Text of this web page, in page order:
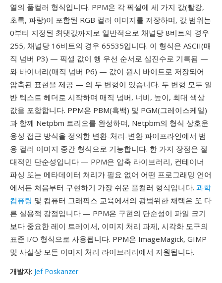
열의 풀컬러 형식입니다. PPM은 각 픽셀에 세 가지 값(빨강,
초록, 파랑)이 포함된 RGB 컬러 이미지를 저장하며, 값 범위는
0부터 지정된 최댓값까지로 일반적으로 채널당 8비트의 경우
255, 채널당 16비트의 경우 65535입니다. 이 형식은 ASCII(매
직 넘버 P3) — 픽셀 값이 행 우선 순서로 십진수로 기록됨 —
와 바이너리(매직 넘버 P6) — 값이 원시 바이트로 저장되어
압축된 표현을 제공 — 의 두 변형이 있습니다. 두 변형 모두 일
반 텍스트 헤더로 시작하며 매직 넘버, 너비, 높이, 최대 색상
값을 포함합니다. PPM은 PBM(흑백) 및 PGM(그레이스케일)
과 함께 Netpbm 트리오를 완성하며, Netpbm의 형식 상호운
용성 접근 방식을 정의한 변환-처리-변환 파이프라인에서 범
용 컬러 이미지 중간 형식으로 기능합니다. 한 가지 장점은 절
대적인 단순성입니다 — PPM은 압축 라이브러리, 컨테이너
파싱 또는 메타데이터 처리가 필요 없어 어떤 프로그래밍 언어
에서든 처음부터 구현하기 가장 쉬운 풀컬러 형식입니다. 과학
컴퓨팅 및 컴퓨터 그래픽스 교육에서의 광범위한 채택은 또 다
른 실용적 강점입니다 — PPM은 구현의 단순성이 파일 크기
보다 중요한 레이 트레이서, 이미지 처리 과제, 시각화 도구의
표준 I/O 형식으로 사용됩니다. PPM은 ImageMagick, GIMP
및 사실상 모든 이미지 처리 라이브러리에서 지원됩니다.
개발자: Jef Poskanzer